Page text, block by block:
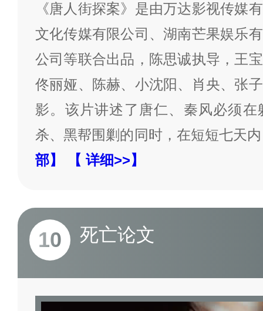
《唐人街探案》是由万达影视传媒
文化传媒有限公司、湖南芒果娱乐
公司等联合出品，陈思诚执导，王
佟丽娅、陈赫、小沈阳、肖央、张
影。该片讲述了唐仁、秦风必须
杀、黑帮围剿的同时，在短短七天
部】
【 详细>>】
10 死亡论文